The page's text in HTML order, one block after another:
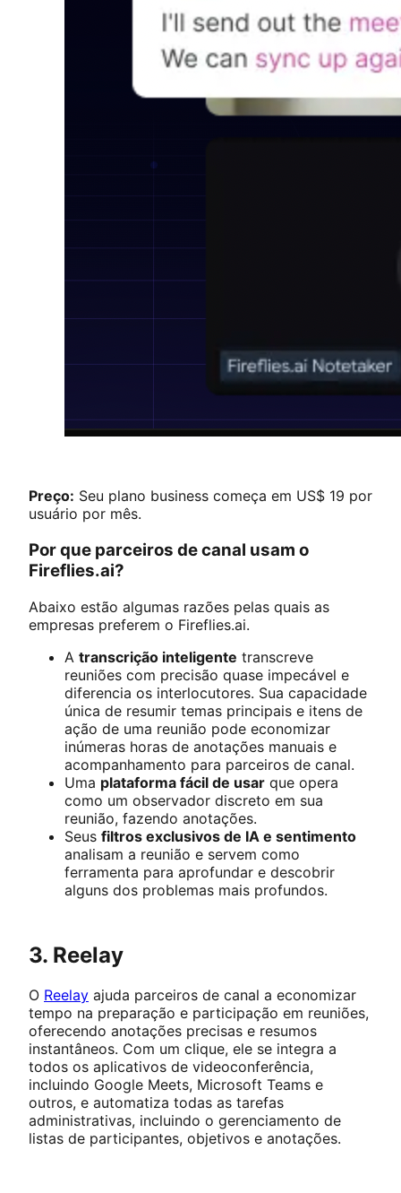
Preço: Seu plano business começa em US$ 19 por
usuário por mês.
Por que parceiros de canal usam o
Fireflies.ai?
Abaixo estão algumas razões pelas quais as
empresas preferem o Fireflies.ai.
A transcrição inteligente transcreve
reuniões com precisão quase impecável e
diferencia os interlocutores. Sua capacidade
única de resumir temas principais e itens de
ação de uma reunião pode economizar
inúmeras horas de anotações manuais e
acompanhamento para parceiros de canal.
Uma plataforma fácil de usar que opera
como um observador discreto em sua
reunião, fazendo anotações.
Seus filtros exclusivos de IA e sentimento
analisam a reunião e servem como
ferramenta para aprofundar e descobrir
alguns dos problemas mais profundos.
3. Reelay
O Reelay ajuda parceiros de canal a economizar
tempo na preparação e participação em reuniões,
oferecendo anotações precisas e resumos
instantâneos. Com um clique, ele se integra a
todos os aplicativos de videoconferência,
incluindo Google Meets, Microsoft Teams e
outros, e automatiza todas as tarefas
administrativas, incluindo o gerenciamento de
listas de participantes, objetivos e anotações.